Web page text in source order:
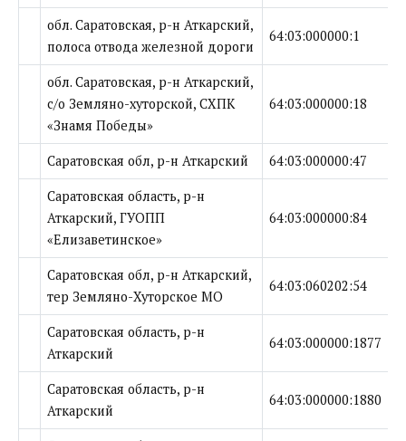
обл. Саратовская, р-н Аткарский,
полоса отвода железной дороги
64:03:000000:1
обл. Саратовская, р-н Аткарский,
с/о Земляно-хуторской, СХПК
«Знамя Победы»
64:03:000000:18
Саратовская обл, р-н Аткарский 64:03:000000:47
Саратовская область, р-н
Аткарский, ГУОПП
«Елизаветинское»
64:03:000000:84
Саратовская обл, р-н Аткарский,
тер Земляно-Хуторское МО
64:03:060202:54
Саратовская область, р-н
Аткарский
64:03:000000:1877
Саратовская область, р-н
Аткарский
64:03:000000:1880